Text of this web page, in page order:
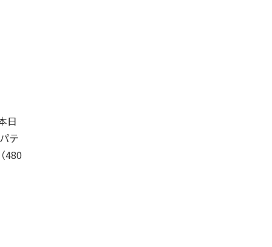
日
テ
480